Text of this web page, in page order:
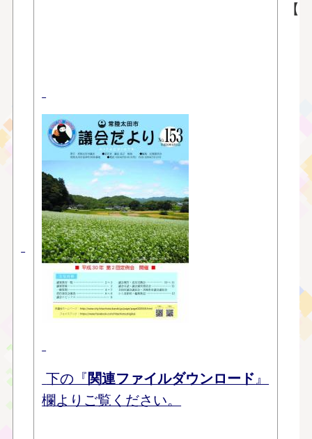
下の『 関連ファイルダウンロード 』
欄よりご覧ください。
【
〇
〇
〇
〇